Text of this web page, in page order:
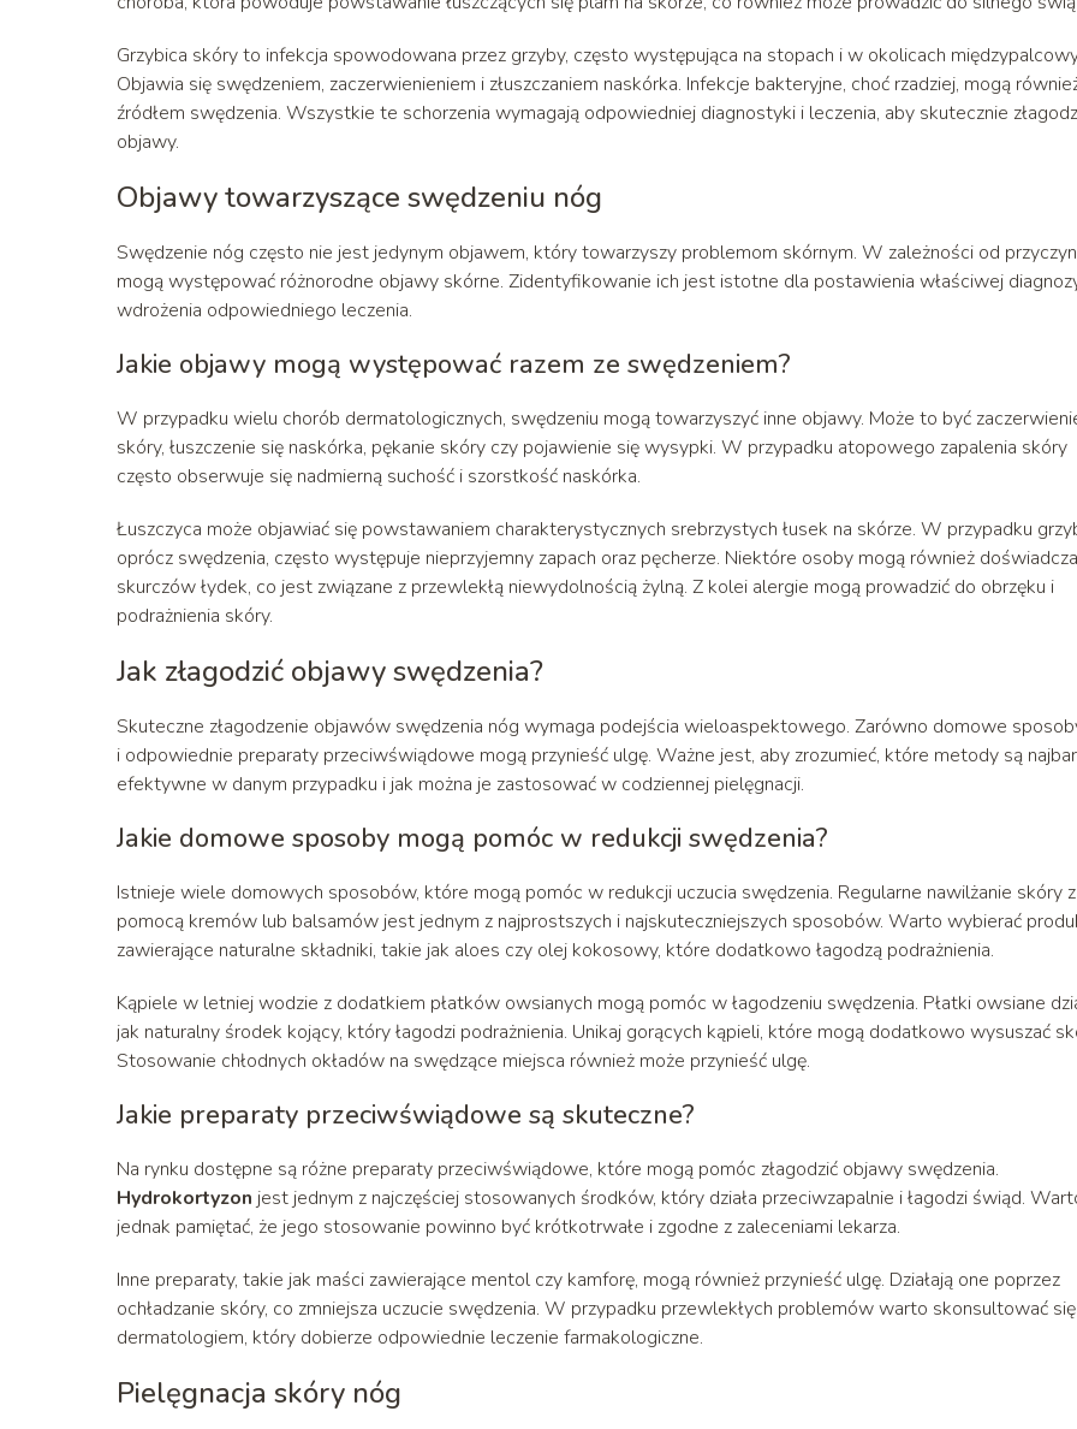
Grzybica skóry to infekcja spowodowana przez grzyby, często występująca na stopach i w okolicach
Objawia się swędzeniem, zaczerwienieniem i złuszczaniem naskórka. Infekcje bakteryjne, choć rzadziej, mogą
źródłem swędzenia. Wszystkie te schorzenia wymagają odpowiedniej diagnostyki i leczenia, aby skutecznie
objawy.
Objawy towarzyszące swędzeniu nóg
Swędzenie nóg często nie jest jedynym objawem, który towarzyszy problemom skórnym. W zależności od
mogą występować różnorodne objawy skórne. Zidentyfikowanie ich jest istotne dla postawienia właściwej
wdrożenia odpowiedniego leczenia.
Jakie objawy mogą występować razem ze swędzeniem?
W przypadku wielu chorób dermatologicznych, swędzeniu mogą towarzyszyć inne objawy. Może to być
skóry, łuszczenie się naskórka, pękanie skóry czy pojawienie się wysypki. W przypadku atopowego zapalenia skóry
często obserwuje się nadmierną suchość i szorstkość naskórka.
Łuszczyca może objawiać się powstawaniem charakterystycznych srebrzystych łusek na skórze. W przypadku
oprócz swędzenia, często występuje nieprzyjemny zapach oraz pęcherze. Niektóre osoby mogą również
skurczów łydek, co jest związane z przewlekłą niewydolnością żylną. Z kolei alergie mogą prowadzić do obrzęku i
podrażnienia skóry.
Jak złagodzić objawy swędzenia?
Skuteczne złagodzenie objawów swędzenia nóg wymaga podejścia wieloaspektowego. Zarówno domowe
i odpowiednie preparaty przeciwświądowe mogą przynieść ulgę. Ważne jest, aby zrozumieć, które metody są
efektywne w danym przypadku i jak można je zastosować w codziennej pielęgnacji.
Jakie domowe sposoby mogą pomóc w redukcji swędzenia?
Istnieje wiele domowych sposobów, które mogą pomóc w redukcji uczucia swędzenia. Regularne nawilżanie skóry
pomocą kremów lub balsamów jest jednym z najprostszych i najskuteczniejszych sposobów. Warto wybierać
zawierające naturalne składniki, takie jak aloes czy olej kokosowy, które dodatkowo łagodzą podrażnienia.
Kąpiele w letniej wodzie z dodatkiem płatków owsianych mogą pomóc w łagodzeniu swędzenia. Płatki owsiane
jak naturalny środek kojący, który łagodzi podrażnienia. Unikaj gorących kąpieli, które mogą dodatkowo wysuszać
Stosowanie chłodnych okładów na swędzące miejsca również może przynieść ulgę.
Jakie preparaty przeciwświądowe są skuteczne?
Na rynku dostępne są różne preparaty przeciwświądowe, które mogą pomóc złagodzić objawy swędzenia.
Hydrokortyzon jest jednym z najczęściej stosowanych środków, który działa przeciwzapalnie i łagodzi świąd.
jednak pamiętać, że jego stosowanie powinno być krótkotrwałe i zgodne z zaleceniami lekarza.
Inne preparaty, takie jak maści zawierające mentol czy kamforę, mogą również przynieść ulgę. Działają one poprzez
ochładzanie skóry, co zmniejsza uczucie swędzenia. W przypadku przewlekłych problemów warto skonsultować
dermatologiem, który dobierze odpowiednie leczenie farmakologiczne.
Pielęgnacja skóry nóg